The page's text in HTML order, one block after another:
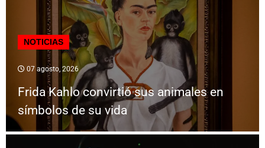
NOTICIAS
07 agosto, 2026
Frida Kahlo convirtió sus animales en
símbolos de su vida